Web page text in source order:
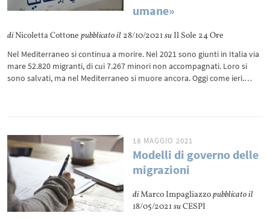
umane»
diNicoletta Cottonepubblicato il 28/10/2021su Il Sole 24 Ore
Nel Mediterraneo si continua a morire. Nel 2021 sono giunti in Italia via
mare 52.820 migranti, di cui 7.267 minori non accompagnati. Loro si
sono salvati, ma nel Mediterraneo si muore ancora. Oggi come ieri.…
18 MAGGIO 2021
Modelli di governo delle
migrazioni
diMarco Impagliazzopubblicato il
18/05/2021suCESPI